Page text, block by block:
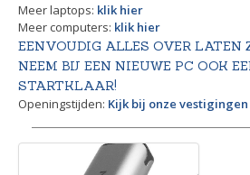
Meer laptops: klik hier
Meer computers: klik hier
EENVOUDIG ALLES OVER LATEN
NEEM BIJ EEN NIEUWE PC OOK
STARTKLAAR!
Openingstijden: Kijk bij onze vestigingen